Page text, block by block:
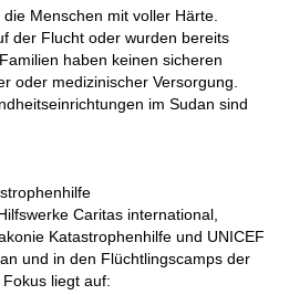
Menschen mit voller Härte.
der Flucht oder wurden bereits
haben keinen sicheren
oder medizinischer Versorgung.
im Sudan sind
Caritas international,
Katastrophenhilfe und UNICEF
und in den Flüchtlingscamps der
liegt auf: